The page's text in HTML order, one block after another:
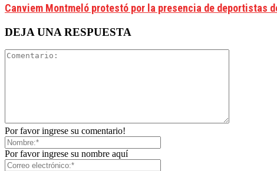
Canviem Montmeló protestó por la presencia de
DEJA UNA RESPUESTA
Por favor ingrese su comentario!
Por favor ingrese su nombre aquí